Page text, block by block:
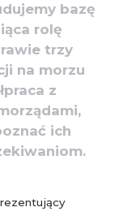
bazę
rolę
trzy
na morzu
z
ich